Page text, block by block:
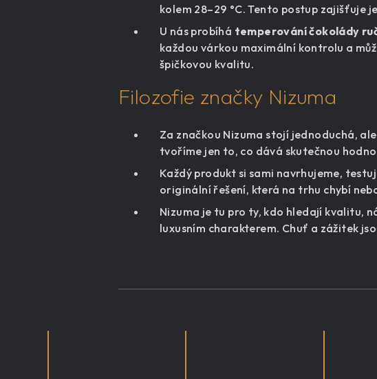
kolem 28–29 °C. Tento postup zajišťuje
U nás probíhá temperování čokolády
každou várkou maximální kontrolu a
špičkovou kvalitu.
Filozofie značky Nizuma
Za značkou Nizuma stojí jednoduchá,
tvoříme jen to, co dává skutečnou
Každý produkt si sami navrhujeme,
originální řešení, která na trhu chybí
Nizuma je tu pro ty, kdo hledají kvalitu,
luxusním charakterem. Chuť a zážitek